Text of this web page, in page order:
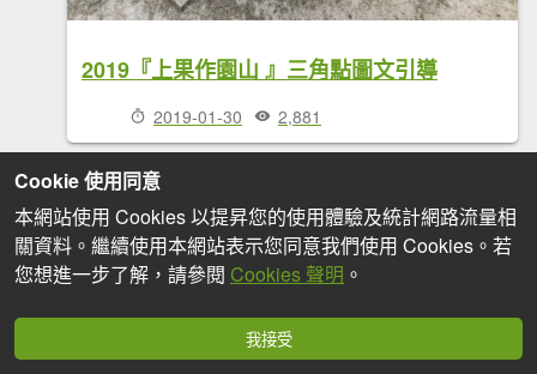
2019『上果作園山 』三角點圖文引導
2019-01-30 2,881
Cookie 使用同意
本網站使用 Cookies 以提昇您的使用體驗及統計網路流量相
關資料。繼續使用本網站表示您同意我們使用 Cookies。若
您想進一步了解，請參閱 Cookies 聲明 。
我接受